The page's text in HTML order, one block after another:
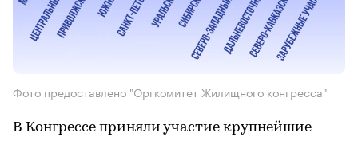
Фото предоставлено "Оргкомитет Жилищного конгресса"
В Конгрессе приняли участие крупнейшие